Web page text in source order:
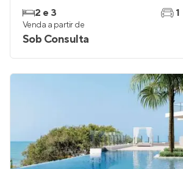
2 e 3
1
Venda a partir de
Sob Consulta